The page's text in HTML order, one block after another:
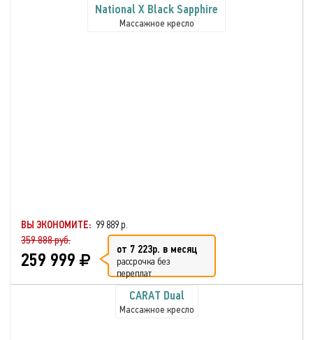
National X Black Sapphire
Массажное кресло
ВЫ ЭКОНОМИТЕ: 99 889 р.
359 888 руб.
259 999 от 7 223р. в месяц
рассрочка без
переплат
CARAT Dual
Массажное кресло